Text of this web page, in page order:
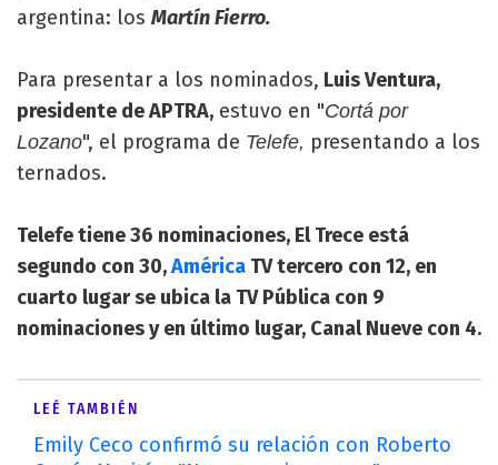
argentina: los Martín Fierro.
Para presentar a los nominados, Luis Ventura,
presidente de APTRA, estuvo en "Cortá por
Lozano", el programa de Telefe, presentando a los
ternados.
Telefe tiene 36 nominaciones, El Trece está
segundo con 30,América TV tercero con 12, en
cuarto lugar se ubica la TV Pública con 9
nominaciones y en último lugar, Canal Nueve con 4.
LEÉ TAMBIÉN
Emily Ceco confirmó su relación con Roberto